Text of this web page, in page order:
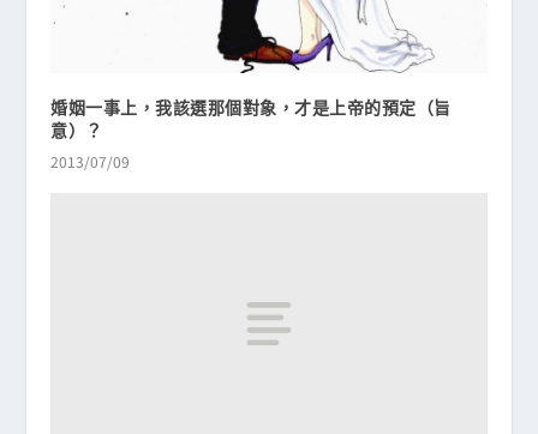
婚姻一事上，我該選那個對象，才是上帝的預定（旨
意）？
2013/07/09